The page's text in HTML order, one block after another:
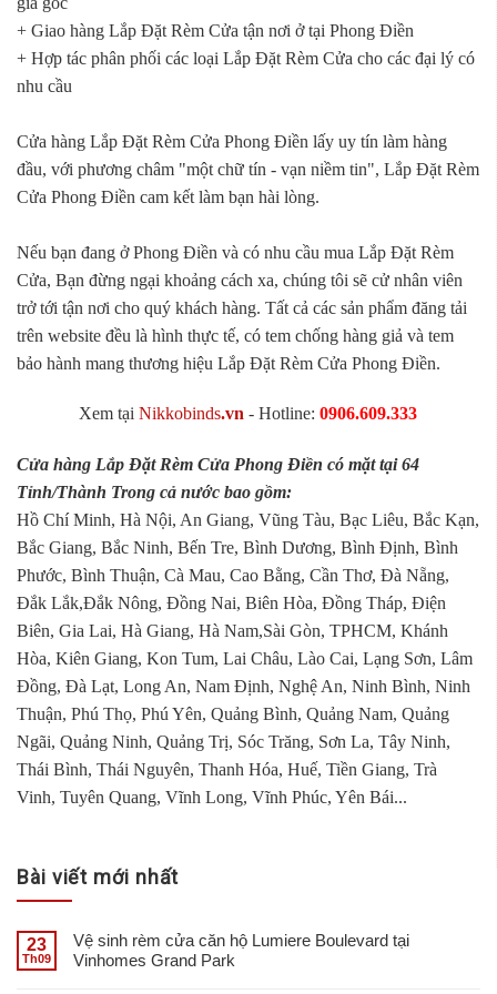
+ Giao hàng Lắp Đặt Rèm Cửa tận nơi ở tại Phong Điền
+ Hợp tác phân phối các loại Lắp Đặt Rèm Cửa cho các đại lý có
nhu cầu
Cửa hàng Lắp Đặt Rèm Cửa Phong Điền lấy uy tín làm hàng
đầu, với phương châm "một chữ tín - vạn niềm tin", Lắp Đặt Rèm
Cửa Phong Điền cam kết làm bạn hài lòng.
Nếu bạn đang ở Phong Điền và có nhu cầu mua Lắp Đặt Rèm
Cửa, Bạn đừng ngại khoảng cách xa, chúng tôi sẽ cử nhân viên
trở tới tận nơi cho quý khách hàng. Tất cả các sản phẩm đăng tải
trên website đều là hình thực tế, có tem chống hàng giả và tem
bảo hành mang thương hiệu Lắp Đặt Rèm Cửa Phong Điền.
Xem tại Nikkobinds.vn - Hotline: 0906.609.333
Cửa hàng Lắp Đặt Rèm Cửa Phong Điền có mặt tại 64
Tỉnh/Thành Trong cả nước bao gồm:
Hồ Chí Minh, Hà Nội, An Giang, Vũng Tàu, Bạc Liêu, Bắc Kạn,
Bắc Giang, Bắc Ninh, Bến Tre, Bình Dương, Bình Định, Bình
Phước, Bình Thuận, Cà Mau, Cao Bằng, Cần Thơ, Đà Nẵng,
Đắk Lắk,Đắk Nông, Đồng Nai, Biên Hòa, Đồng Tháp, Điện
Biên, Gia Lai, Hà Giang, Hà Nam,Sài Gòn, TPHCM, Khánh
Hòa, Kiên Giang, Kon Tum, Lai Châu, Lào Cai, Lạng Sơn, Lâm
Đồng, Đà Lạt, Long An, Nam Định, Nghệ An, Ninh Bình, Ninh
Thuận, Phú Thọ, Phú Yên, Quảng Bình, Quảng Nam, Quảng
Ngãi, Quảng Ninh, Quảng Trị, Sóc Trăng, Sơn La, Tây Ninh,
Thái Bình, Thái Nguyên, Thanh Hóa, Huế, Tiền Giang, Trà
Vinh, Tuyên Quang, Vĩnh Long, Vĩnh Phúc, Yên Bái...
Bài viết mới nhất
23
Th09
Vệ sinh rèm cửa căn hộ Lumiere Boulevard tại
Vinhomes Grand Park